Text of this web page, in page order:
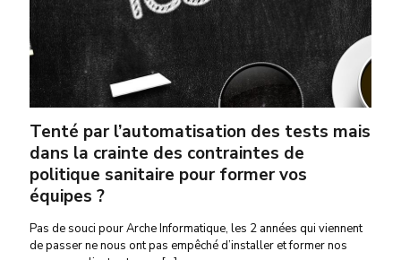
Tenté par l’automatisation des tests mais
dans la crainte des contraintes de
politique sanitaire pour former vos
équipes ?
Pas de souci pour Arche Informatique, les 2 années qui viennent
de passer ne nous ont pas empêché d’installer et former nos